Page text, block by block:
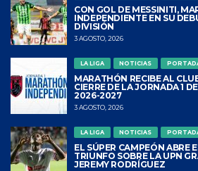
CON GOL DE MESSINITI,
INDEPENDIENTE EN SU
DIVISIÓN
3 AGOSTO, 2026
LA LIGA NOTICIAS
MARATHÓN RECIBE AL
CIERRE DE LA JORNADA 1
2026-2027
3 AGOSTO, 2026
LA LIGA NOTICIAS
EL SÚPER CAMPEÓN ABRE
TRIUNFO SOBRE LA UPN
JEREMY RODRÍGUEZ